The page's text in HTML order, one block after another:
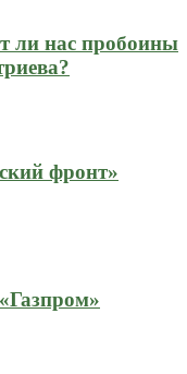
ли нас пробоины
фронт»